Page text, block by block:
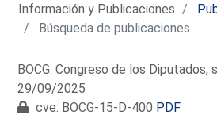
Información y Publicaciones
Búsqueda de publicaciones
BOCG. Congreso de los Diputados,
29/09/2025
cve: BOCG-15-D-400 PDF